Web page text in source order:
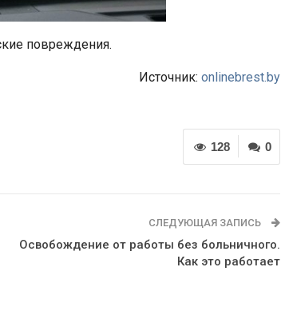
повреждения.
Источник: onlinebrest.by
0
128
СЛЕДУЮЩАЯ ЗАПИСЬ
Освобождение от работы без больничного.
Как это работает